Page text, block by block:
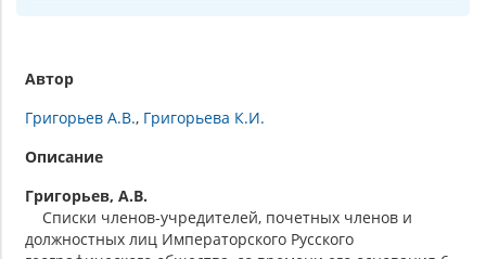
Автор
Григорьев А.В. Григорьева К.И.
Описание
Григорьев, А.В.
Списки членов-учредителей, почетных членов и
должностных лиц Императорского Русского